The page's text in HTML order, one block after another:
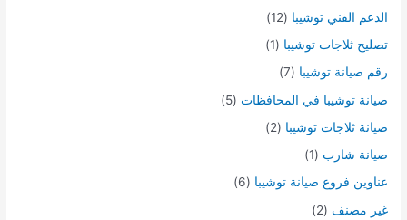
الدعم الفني توشيبا (12)
تصليح ثلاجات توشيبا (1)
رقم صيانة توشيبا (7)
صيانة توشيبا في المحافظات (5)
صيانة ثلاجات توشيبا (2)
صيانة شارب (1)
عناوين فروع صيانة توشيبا (6)
غير مصنف (2)